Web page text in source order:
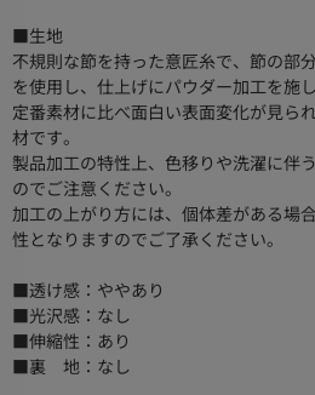
■生地
不規則な節を持った意匠糸で、節の部
を使用し、仕上げにパウダー加工を施し
定番素材に比べ面白い表面変化が見ら
材です。
製品加工の特性上、色移りや洗濯に伴
のでご注意ください。
加工の上がり方には、個体差がある場
性となりますのでご了承ください。
■透け感：ややあり
■光沢感：なし
■伸縮性：あり
■裏 地：なし